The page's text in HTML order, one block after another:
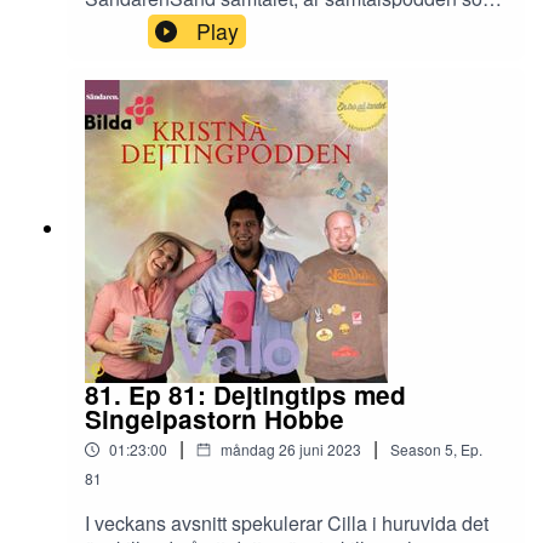
möter spännande människor och samtalar om
spännande ämnen, från ett ekumeniskt öppet
perspektiv. Podden är en del av Tidningen
Sändarens
medieutbud.https://shows.acast.com/sand
Play
81. Ep 81: Dejtingtips med
Singelpastorn Hobbe
01:23:00 | måndag 26 juni 2023 | Season 5, Ep.
81
I veckans avsnitt spekulerar Cilla i huruvida det